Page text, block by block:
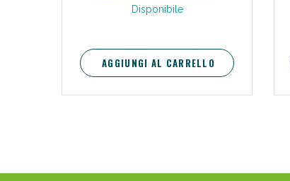
Disponibile
AGGIUNGI AL CARRELLO